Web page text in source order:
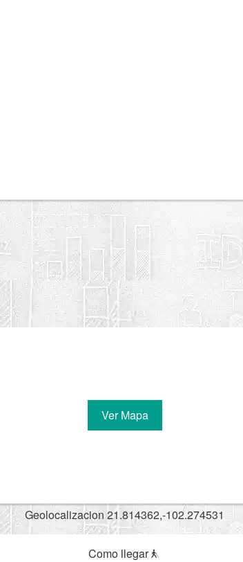
Ver Mapa
Geolocalizacion 21.814362,-102.274531
Como llegar